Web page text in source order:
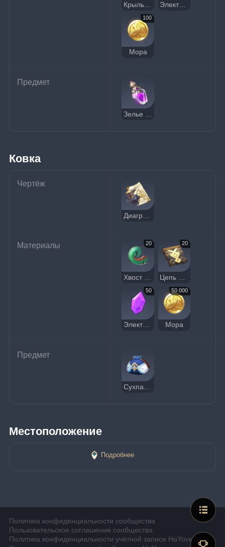
Крылья бабочки
100
Мора
Предмет
Ковка
Чертёж
Диаграмма: Сухпаёк (Меню № 30)
Материалы 20 20
50
Электро кристалл
50 000
Мора
Предмет
Местоположение
Подробнее
Политика конфиденциальности сообщества
Пользовательское соглашение сообщества
Политика конфиденциальности учётной записи HoYoverse